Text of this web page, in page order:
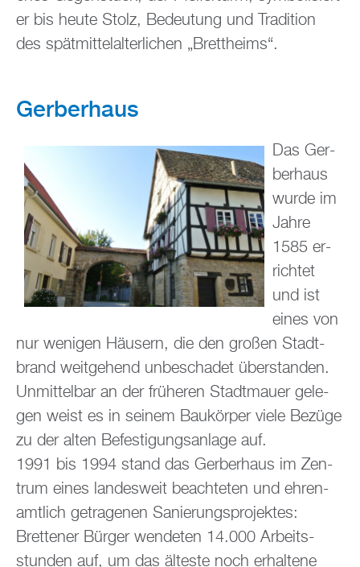
er bis heute Stolz, Be­deu­tung und Tra­di­ti­on
des spät­mit­tel­al­ter­li­chen „Brett­heims“.
Ger­ber­haus
Das Ger­
ber­haus
wurde im
Jahre
1585 er­
rich­tet
und ist
eines von
nur we­ni­gen Häu­sern, die den gro­ßen Stadt­
brand weit­ge­hend un­be­scha­det über­stan­den.
Un­mit­tel­bar an der frü­he­ren Stadt­mau­er ge­le­
gen weist es in sei­nem Bau­kör­per viele Be­zü­ge
zu der alten Be­fes­ti­gungs­an­la­ge auf.
1991 bis 1994 stand das Ger­ber­haus im Zen­
trum eines lan­des­weit be­ach­te­ten und eh­ren­
amt­lich ge­tra­ge­nen Sa­nie­rungs­pro­jek­tes:
Brettener Bür­ger wen­de­ten 14.000 Ar­beits­
stun­den auf, um das äl­tes­te noch er­hal­te­ne